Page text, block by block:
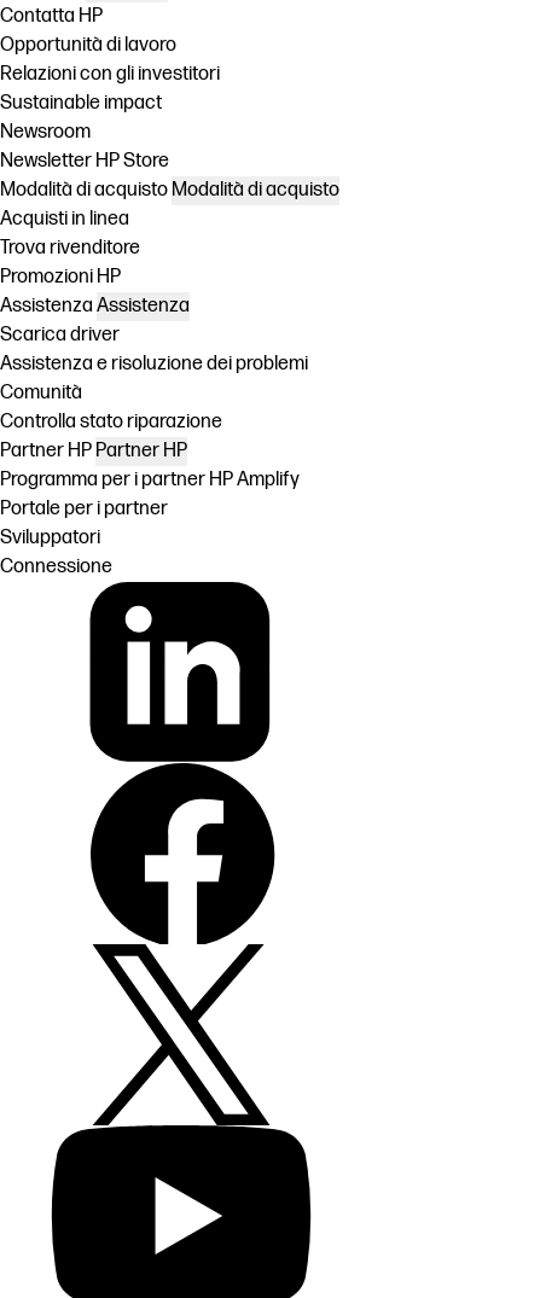
Contatta HP
Opportunità di lavoro
Relazioni con gli investitori
Sustainable impact
Newsroom
Newsletter HP Store
Modalità di acquisto Modalità di acquisto
Acquisti in linea
Trova rivenditore
Promozioni HP
Assistenza Assistenza
Scarica driver
Assistenza e risoluzione dei problemi
Comunità
Controlla stato riparazione
Partner HP Partner HP
Programma per i partner HP Amplify
Portale per i partner
Sviluppatori
Connessione